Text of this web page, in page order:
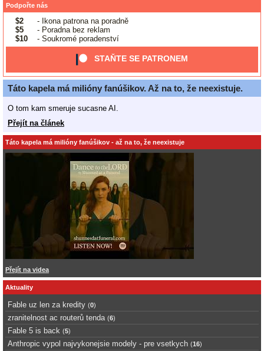
Podpořte nás
$2
- Ikona patrona na poradně
$5
- Poradna bez reklam
$10
- Soukromé poradenství
STAŇTE SE PATRONEM
Táto kapela má milióny fanúšikov. Až na to, že neexistuje.
O tom kam smeruje sucasne AI.
Přejít na článek
Táto kapela má milióny fanúšikov - až na to, že neexistuje
Přejít na videa
Aktuality
Fable uz len za kredity (0)
zranitelnost ac routerů tenda (6)
Fable 5 is back (5)
Anthropic vypol najvykonejsie modely - pre vsetkych (16)